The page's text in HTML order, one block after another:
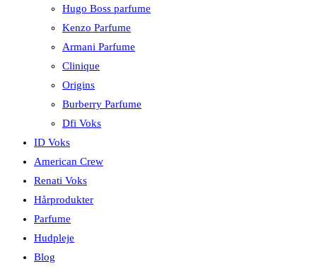
Hugo Boss parfume
Kenzo Parfume
Armani Parfume
Clinique
Origins
Burberry Parfume
Dfi Voks
ID Voks
American Crew
Renati Voks
Hårprodukter
Parfume
Hudpleje
Blog